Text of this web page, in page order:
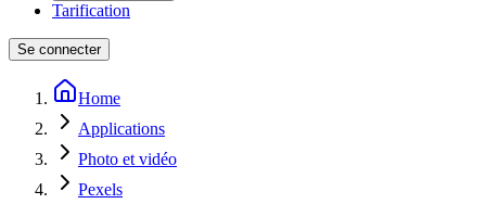
Tarification
Se connecter
Home
Applications
Photo et vidéo
Pexels